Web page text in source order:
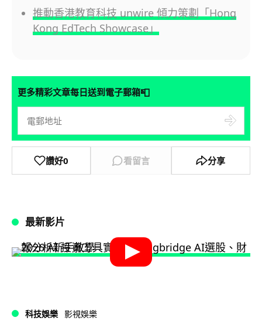
推動香港教育科技 unwire 傾力策劃「Hong
Kong EdTech Showcase」
更多精彩文章每日送到電子郵箱📮
讚好0 看留言 分享
最新影片
科技娛樂 影視娛樂